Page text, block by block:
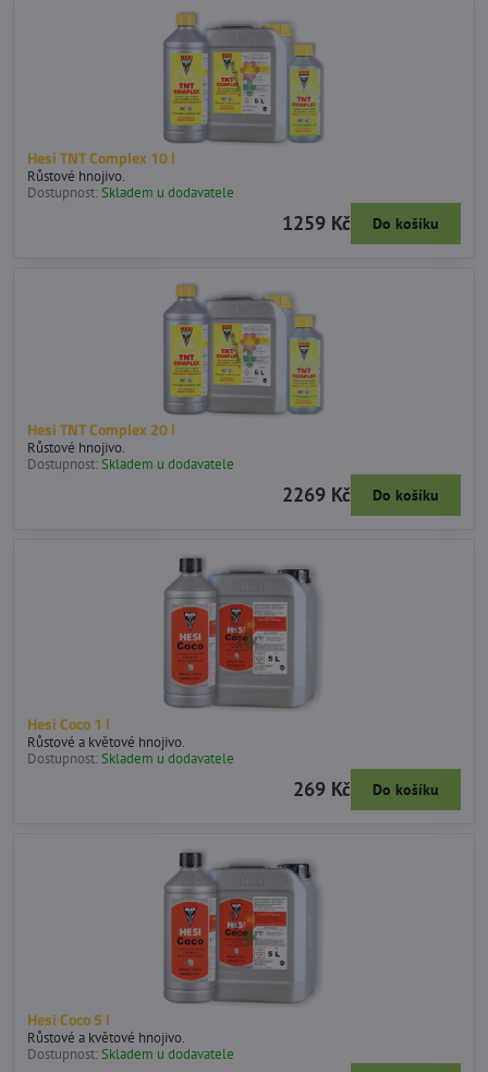
Hesi TNT Complex 10 l
Růstové hnojivo.
Dostupnost:Skladem u dodavatele
1259 Kč Do košíku
Hesi TNT Complex 20 l
Růstové hnojivo.
Dostupnost:Skladem u dodavatele
2269 Kč Do košíku
Hesi Coco 1 l
Růstové a květové hnojivo.
Dostupnost:Skladem u dodavatele
269 Kč Do košíku
Hesi Coco 5 l
Růstové a květové hnojivo.
Dostupnost:Skladem u dodavatele